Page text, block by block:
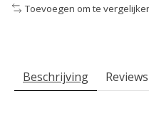
Toevoegen om te
Beschrijving